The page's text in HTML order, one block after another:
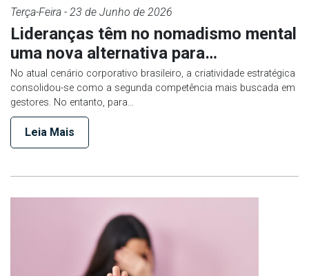
Terça-Feira - 23 de Junho de 2026
Lideranças têm no nomadismo mental
uma nova alternativa para…
No atual cenário corporativo brasileiro, a criatividade estratégica
consolidou-se como a segunda competência mais buscada em
gestores. No entanto, para…
Leia Mais